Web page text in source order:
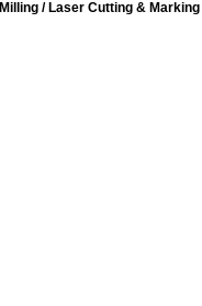
/ Laser Cutting &